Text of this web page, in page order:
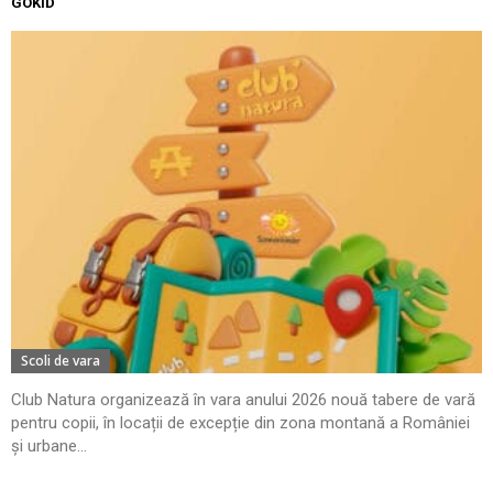
Scoli de vara
Club Natura organizează în vara anului 2026 nouă tabere de vară
pentru copii, în locații de excepție din zona montană a României
și urbane...